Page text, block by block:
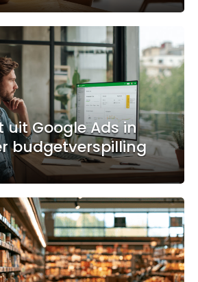
uit Google Ads in
budgetverspilling